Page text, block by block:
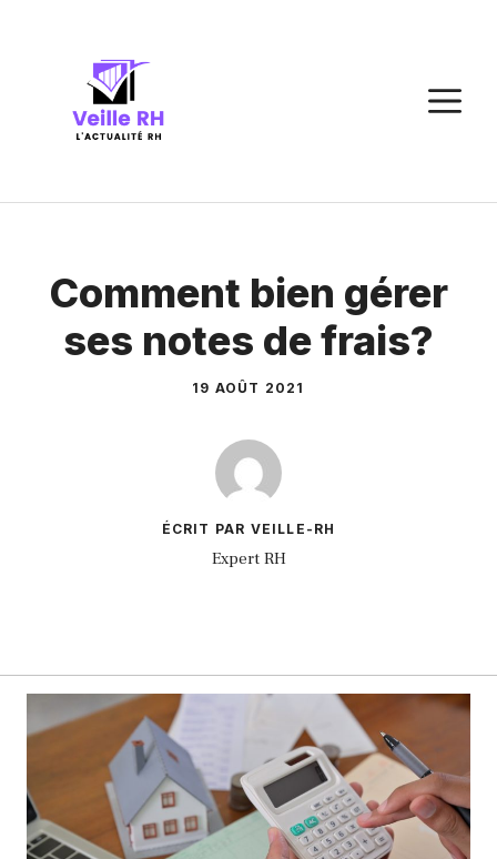
Comment bien gérer
ses notes de frais?
19 AOÛT 2021
ÉCRIT PAR VEILLE-RH
Expert RH